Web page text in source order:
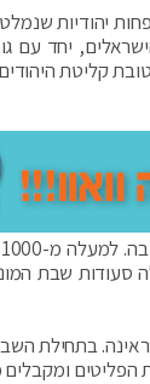
יהודיות
יחד עם
קליטת
שבת
בתחילת
הפליטים